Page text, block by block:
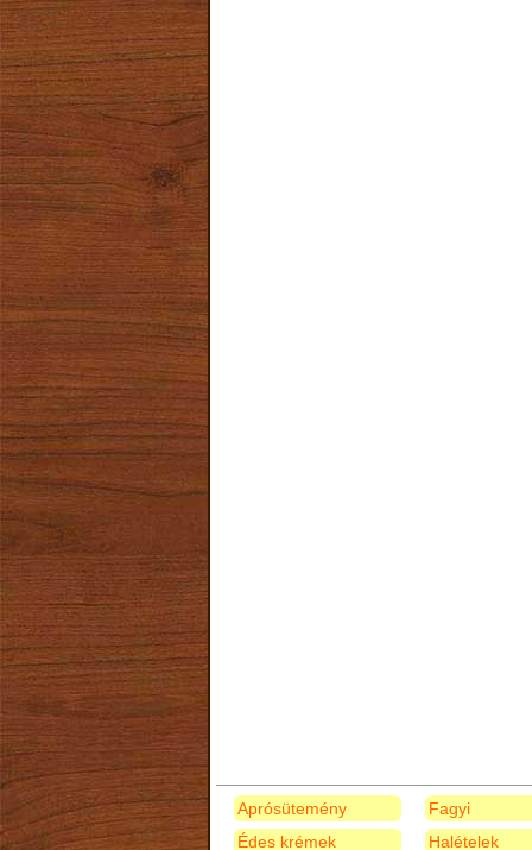
Aprósütemény
Édes krémek
Fagyi
Halételek